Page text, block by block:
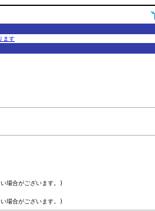
ます
場合がございます。)
場合がございます。)